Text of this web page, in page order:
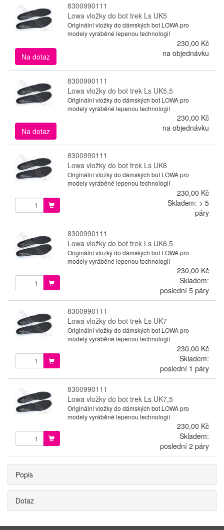
8300990111
Lowa vložky do bot trek Ls UK5
Originální vložky do dámských bot LOWA pro
modely vyráběné lepenou technologií
230,00 Kč
Na dotaz
na objednávku
8300990111
Lowa vložky do bot trek Ls UK5,5
Originální vložky do dámských bot LOWA pro
modely vyráběné lepenou technologií
230,00 Kč
Na dotaz
na objednávku
8300990111
Lowa vložky do bot trek Ls UK6
Originální vložky do dámských bot LOWA pro
modely vyráběné lepenou technologií
230,00 Kč
Skladem: > 5
páry
8300990111
Lowa vložky do bot trek Ls UK6,5
Originální vložky do dámských bot LOWA pro
modely vyráběné lepenou technologií
230,00 Kč
Skladem:
poslední 5 páry
8300990111
Lowa vložky do bot trek Ls UK7
Originální vložky do dámských bot LOWA pro
modely vyráběné lepenou technologií
230,00 Kč
Skladem:
poslední 1 páry
8300990111
Lowa vložky do bot trek Ls UK7,5
Originální vložky do dámských bot LOWA pro
modely vyráběné lepenou technologií
230,00 Kč
Skladem:
poslední 2 páry
Popis
Dotaz